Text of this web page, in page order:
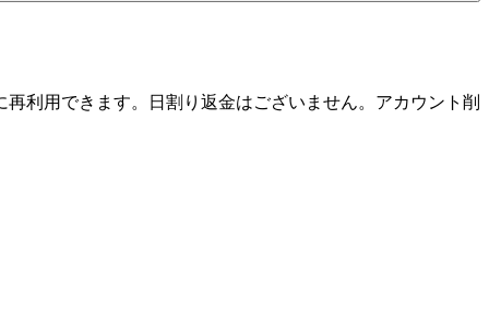
利用できます。日割り返金はございません。アカウント削